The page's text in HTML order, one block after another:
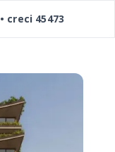
creci 45473